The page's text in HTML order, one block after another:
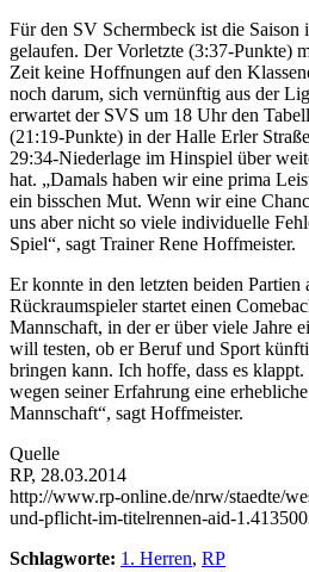
Für den SV Schermbeck ist die Saison
gelaufen. Der Vorletzte (3:37-Punkte)
Zeit keine Hoffnungen auf den
noch darum, sich vernünftig aus der
erwartet der SVS um 18 Uhr den
(21:19-Punkte) in der Halle Erler
29:34-Niederlage im Hinspiel über
hat. „Damals haben wir eine prima
ein bisschen Mut. Wenn wir eine
uns aber nicht so viele individuelle
Spiel“, sagt Trainer Rene Hoffmeister.
Er konnte in den letzten beiden
Rückraumspieler startet einen
Mannschaft, in der er über viele Jahre
will testen, ob er Beruf und Sport
bringen kann. Ich hoffe, dass es
wegen seiner Erfahrung eine
Mannschaft“, sagt Hoffmeister.
Quelle
RP, 28.03.2014
http://www.rp-online.de/nrw/staedte/
und-pflicht-im-titelrennen-aid-
Schlagworte: 1. Herren, RP